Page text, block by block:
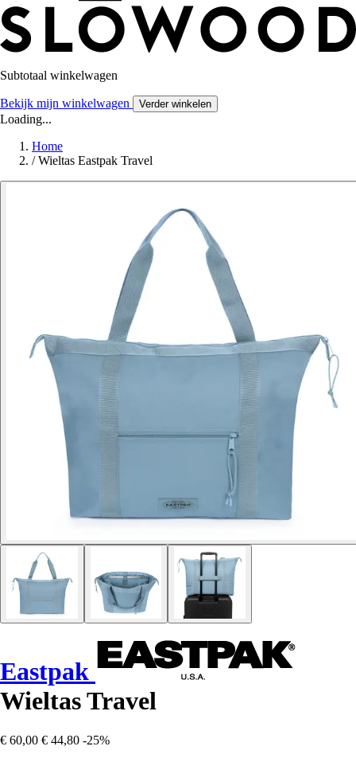
Subtotaal winkelwagen
Bekijk mijn winkelwagen Verder winkelen
Loading...
Home
/ Wieltas Eastpak Travel
Eastpak
Wieltas Travel
€ 60,00 € 44,80 -25%